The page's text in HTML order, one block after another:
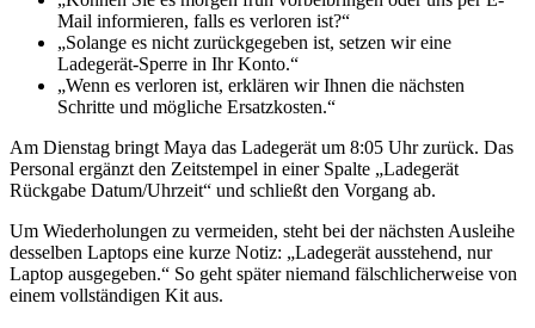
Mail informieren, falls es verloren ist?“
„Solange es nicht zurückgegeben ist, setzen wir eine
Ladegerät-Sperre in Ihr Konto.“
„Wenn es verloren ist, erklären wir Ihnen die nächsten
Schritte und mögliche Ersatzkosten.“
Am Dienstag bringt Maya das Ladegerät um 8:05 Uhr zurück. Das
Personal ergänzt den Zeitstempel in einer Spalte „Ladegerät
Rückgabe Datum/Uhrzeit“ und schließt den Vorgang ab.
Um Wiederholungen zu vermeiden, steht bei der nächsten Ausleihe
desselben Laptops eine kurze Notiz: „Ladegerät ausstehend, nur
Laptop ausgegeben.“ So geht später niemand fälschlicherweise von
einem vollständigen Kit aus.